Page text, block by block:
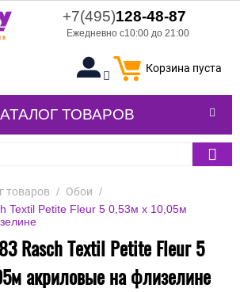
+7(495)128-48-87
Ежедневно с10:00 до 21:00
Корзина пуста
ТОВАРОВ
товаров / Обои /
Textil Petite Fleur 5 0,53м x 10,05м
Rasch Textil Petite Fleur 5
акриловые на флизелине